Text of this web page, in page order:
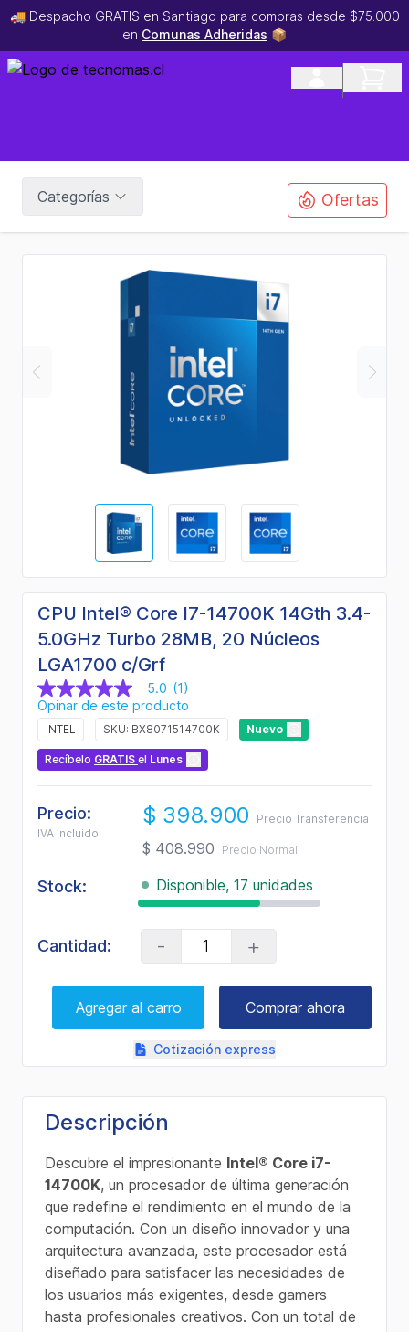
🚚 Despacho GRATIS en Santiago para compras desde $75.000
en Comunas Adheridas 📦
Categorías Ofertas
CPU Intel® Core I7-14700K 14Gth 3.4-
5.0GHz Turbo 28MB, 20 Núcleos
LGA1700 c/Grf
5.0
de
5
estrellas,
valor
medio
de
Read
a
Review.
la
5.0 (1)
Opinar de este producto
INTEL SKU: BX8071514700K Nuevo
Recíbelo GRATIS el Lunes
Precio:
IVA Incluido
$ 398.900 Precio Transferencia
$ 408.990 Precio Normal
Stock: Disponible, 17 unidades
Cantidad: - +
Agregar al carro Comprar ahora
Cotización express
Descripción
Descubre el impresionante Intel® Core i7-
14700K, un procesador de última generación
que redefine el rendimiento en el mundo de la
computación. Con un diseño innovador y una
arquitectura avanzada, este procesador está
diseñado para satisfacer las necesidades de
los usuarios más exigentes, desde gamers
hasta profesionales creativos. Con un total de